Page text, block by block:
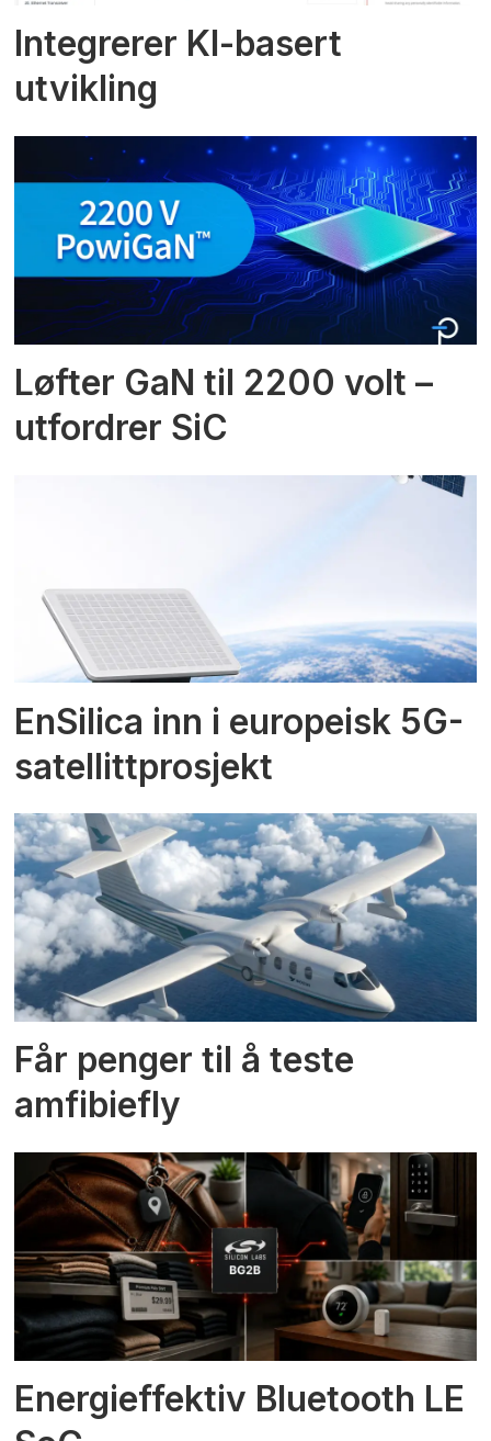
Integrerer KI-basert
utvikling
Løfter GaN til 2200 volt –
utfordrer SiC
EnSilica inn i europeisk 5G-
satellittprosjekt
Får penger til å teste
amfibiefly
Energieffektiv Bluetooth LE